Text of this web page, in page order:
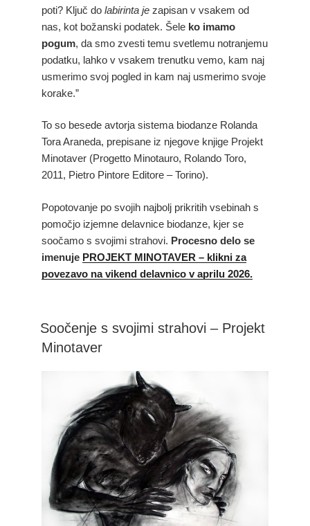
poti? Ključ do labirinta je zapisan v vsakem od
nas, kot božanski podatek. Šele ko imamo
pogum, da smo zvesti temu svetlemu notranjemu
podatku, lahko v vsakem trenutku vemo, kam naj
usmerimo svoj pogled in kam naj usmerimo svoje
korake.”
To so besede avtorja sistema biodanze Rolanda
Tora Araneda, prepisane iz njegove knjige Projekt
Minotaver (Progetto Minotauro, Rolando Toro,
2011, Pietro Pintore Editore – Torino).
Popotovanje po svojih najbolj prikritih vsebinah s
pomočjo izjemne delavnice biodanze, kjer se
soočamo s svojimi strahovi. Procesno delo se
imenuje PROJEKT MINOTAVER – klikni za
povezavo na vikend delavnico v aprilu 2026.
Soočenje s svojimi strahovi – Projekt
Minotaver